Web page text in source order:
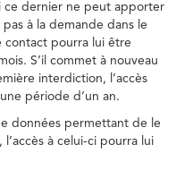
ce dernier ne peut apporter
à la demande dans le
contact pourra lui être
S’il commet à nouveau
interdiction, l’accès
période d’un an.
données permettant de le
à celui-ci pourra lui